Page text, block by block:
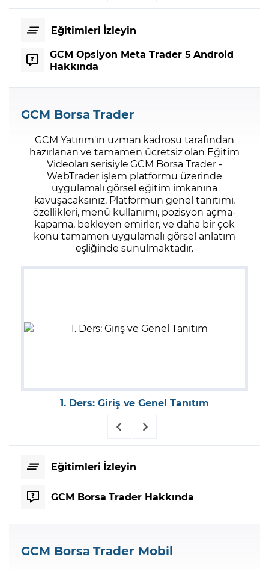
Eğitimleri İzleyin
GCM Opsiyon Meta Trader 5 Android
Hakkında
GCM Borsa Trader
GCM Yatırım'ın uzman kadrosu tarafından
hazırlanan ve tamamen ücretsiz olan Eğitim
Videoları serisiyle GCM Borsa Trader -
WebTrader işlem platformu üzerinde
uygulamalı görsel eğitim imkanına
kavuşacaksınız. Platformun genel tanıtımı,
özellikleri, menü kullanımı, pozisyon açma-
kapama, bekleyen emirler, ve daha bir çok
konu tamamen uygulamalı görsel anlatım
eşliğinde sunulmaktadır.
1. Ders: Giriş ve Genel Tanıtım
Eğitimleri İzleyin
GCM Borsa Trader Hakkında
GCM Borsa Trader Mobil